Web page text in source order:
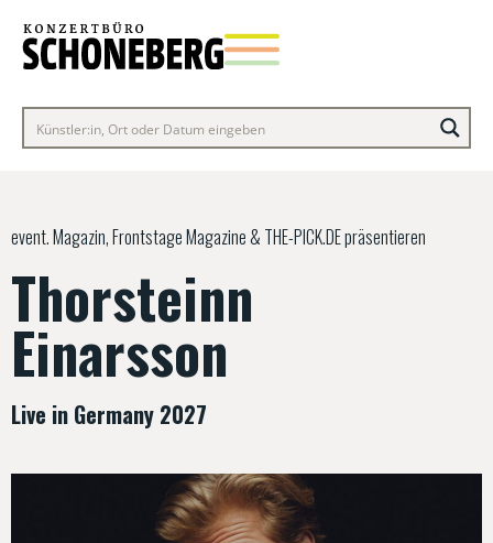
event. Magazin, Frontstage Magazine & THE-PICK.DE präsentieren
Thorsteinn
Einarsson
Live in Germany 2027